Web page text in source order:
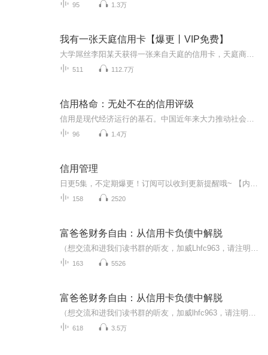
95 1.3万
我有一张天庭信用卡【爆更丨VIP免费】
511 112.7万
信用格命：无处不在的信用评级
96 1.4万
信用管理
158 2520
富爸爸财务自由：从信用卡负债中解脱
163 5526
富爸爸财务自由：从信用卡负债中解脱
618 3.5万